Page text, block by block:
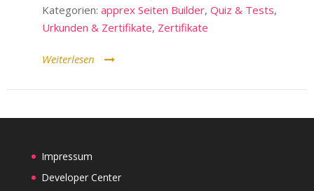
Kategorien: apprex Seiten Builder, Quiz & Tests,
Urkunden & Zertifikate, Zertifikate
Weiterlesen
Impressum
Developer Center